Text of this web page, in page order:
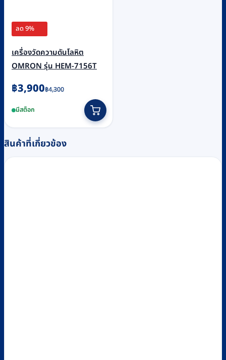
ลด 9%
เครื่องวัดความดันโลหิต
OMRON รุ่น HEM-7156T
฿4,300
Original
was:
฿4,300.
฿3,900
Current
is:
฿3,900.
มีสต็อก
สินค้าที่เกี่ยวข้อง